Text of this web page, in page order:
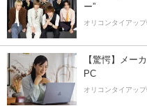
ー”
オリコンタイアッ
【驚愕】メー
PC
オリコンタイアッ